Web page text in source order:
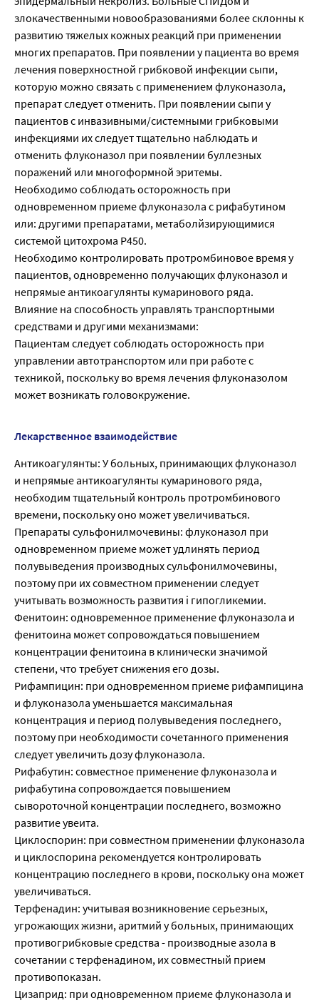
злокачественными новообразованиями более склонны к
развитию тяжелых кожных реакций при применении
многих препаратов. При появлении у пациента во время
лечения поверхностной грибковой инфекции сыпи,
которую можно связать с применением флуконазола,
препарат следует отменить. При появлении сыпи у
пациентов с инвазивными/системными грибковыми
инфекциями их следует тщательно наблюдать и
отменить флуконазол при появлении буллезных
поражений или многоформной эритемы.
Необходимо соблюдать осторожность при
одновременном приеме флуконазола с рифабутином
или: другими препаратами, метаболйзирующимися
системой цитохрома Р450.
Необходимо контролировать протромбиновое время у
пациентов, одновременно получающих флуконазол и
непрямые антикоагулянты кумаринового ряда.
Влияние на способность управлять транспортными
средствами и другими механизмами:
Пациентам следует соблюдать осторожность при
управлении автотранспортом или при работе с
техникой, поскольку во время лечения флуконазолом
может возникать головокружение.
Лекарственное взаимодействие
Антикоагулянты: У больных, принимающих флуконазол
и непрямые антикоагулянты кумаринового ряда,
необходим тщательный контроль протромбинового
времени, поскольку оно может увеличиваться.
Препараты сульфонилмочевины: флуконазол при
одновременном приеме может удлинять период
полувыведения производных сульфонилмочевины,
поэтому при их совместном применении следует
учитывать возможность развития i гипогликемии.
Фенитоин: одновременное применение флуконазола и
фенитоина может сопровождаться повышением
концентрации фенитоина в клинически значимой
степени, что требует снижения его дозы.
Рифампицин: при одновременном приеме рифампицина
и флуконазола уменьшается максимальная
концентрация и период полувыведения последнего,
поэтому при необходимости сочетанного применения
следует увеличить дозу флуконазола.
Рифабутин: совместное применение флуконазола и
рифабутина сопровождается повышением
сывороточной концентрации последнего, возможно
развитие увеита.
Циклоспорин: при совместном применении флуконазола
и циклоспорина рекомендуется контролировать
концентрацию последнего в крови, поскольку она может
увеличиваться.
Терфенадин: учитывая возникновение серьезных,
угрожающих жизни, аритмий у больных, принимающих
противогрибковые средства - производные азола в
сочетании с терфенадином, их совместный прием
противопоказан.
Цизаприд: при одновременном приеме флуконазола и